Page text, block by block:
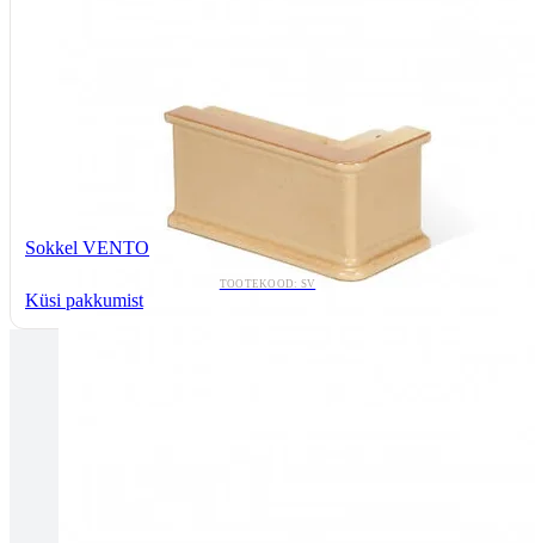
Sokkel VENTO
TOOTEKOOD: SV
Küsi pakkumist